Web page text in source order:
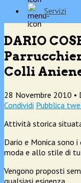
Servizi
DARIO
Colli
28 Novembre 2010 •
Condividi Pubblica
Attività storica
Dario e Monica sono
moda e allo stile di
Vengono proposti
qualsiasi esigenza.